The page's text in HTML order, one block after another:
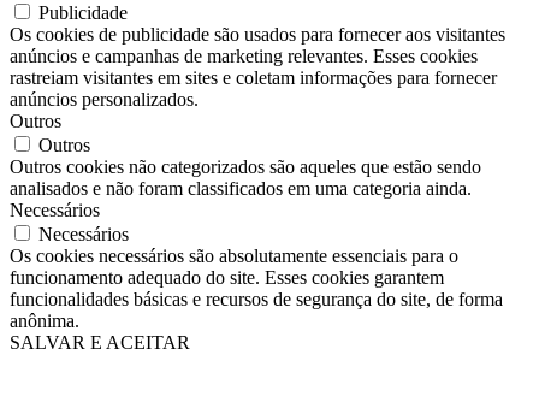
Publicidade
Os cookies de publicidade são usados ​​para fornecer aos visitantes
anúncios e campanhas de marketing relevantes. Esses cookies
rastreiam visitantes em sites e coletam informações para fornecer
anúncios personalizados.
Outros
Outros
Outros cookies não categorizados são aqueles que estão sendo
analisados ​​e não foram classificados em uma categoria ainda.
Necessários
Necessários
Os cookies necessários são absolutamente essenciais para o
funcionamento adequado do site. Esses cookies garantem
funcionalidades básicas e recursos de segurança do site, de forma
anônima.
SALVAR E ACEITAR